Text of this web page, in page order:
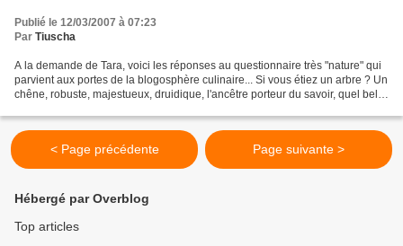
Publié le 12/03/2007 à 07:23
Par Tiuscha
A la demande de Tara, voici les réponses au questionnaire très "nature" qui
parvient aux portes de la blogosphère culinaire... Si vous étiez un arbre ? Un
chêne, robuste, majestueux, druidique, l'ancêtre porteur du savoir, quel bel
< Page précédente Page suivante >
Hébergé par Overblog
Top articles